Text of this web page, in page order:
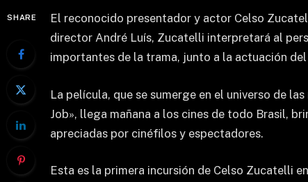
SHARE
El reconocido presentador y actor Celso
director André Luís, Zucatelli interpretará al
importantes de la trama, junto a la actuación
La película, que se sumerge en el universo de
Job», llega mañana a los cines de todo Brasil,
apreciadas por cinéfilos y espectadores.
Esta es la primera incursión de Celso Zucatelli